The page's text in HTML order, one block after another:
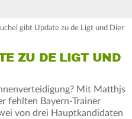
gibt Update zu de Ligt und Dier
ZU DE LIGT UND
Mit Matthjs
fehlten Bayern-Trainer
von drei Hauptkandidaten